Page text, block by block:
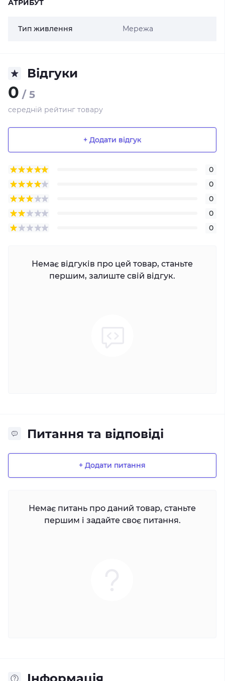
АТРИБУТ
Тип живлення Мережа
Відгуки
0 / 5
середній рейтинг товару
+ Додати відгук
0
0
0
0
0
Немає відгуків про цей товар, станьте
першим, залиште свій відгук.
Питання та відповіді
+ Додати питання
Немає питань про даний товар, станьте
першим і задайте своє питання.